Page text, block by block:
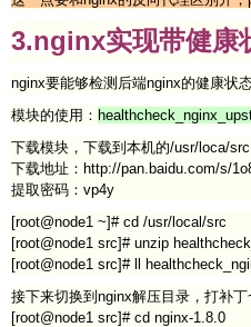
3.nginx实现带健康
nginx要能够检测后端nginx的健康状
模块的使用：
下载模块，下载到本机的/usr/loca/
下载地址：http://pan.baidu.com/s/
提取密码：vp4y
[root@node1 ~]# cd /usr/local/src
[root@node1 src]# unzip
[root@node1 src]# ll
接下来切换到nginx解压目录，打补丁
[root@node1 src]# cd nginx-1.8.0